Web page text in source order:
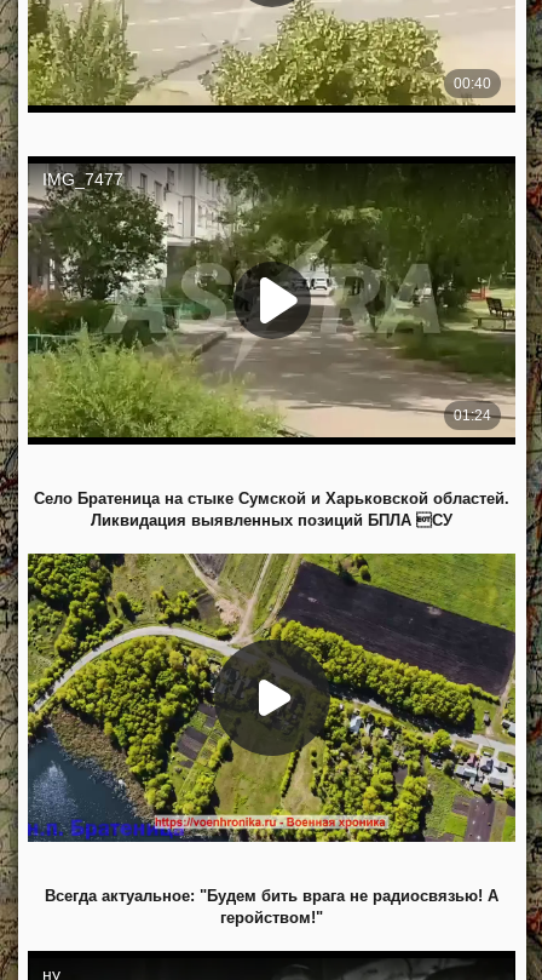
Село Братеница на стыке Сумской и Харьковской областей.
Ликвидация выявленных позиций БПЛА СУ
Всегда актуальное: "Будем бить врага не радиосвязью! А
геройством!"